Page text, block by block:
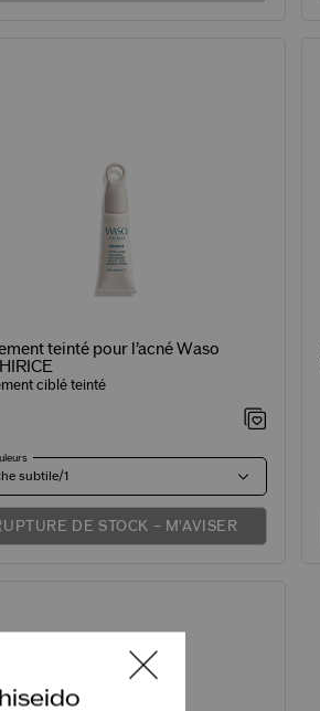
teinté pour l’acné Waso
ciblé teinté
subtile/1
DE STOCK – M'AVISER